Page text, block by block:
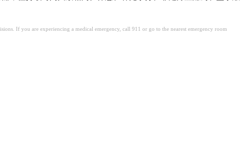
If you are experiencing a medical emergency, call 911 or go to the nearest emergency room